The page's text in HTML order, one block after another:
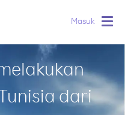
Masuk
dari